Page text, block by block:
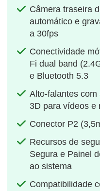
Câmera traseira
automático e
a 30fps
Conectividade
Fi dual band
e Bluetooth 5.3
Alto-falantes
3D para vídeos e
Conector P2
Recursos de
Segura e Painel
ao sistema
Compatibilidade